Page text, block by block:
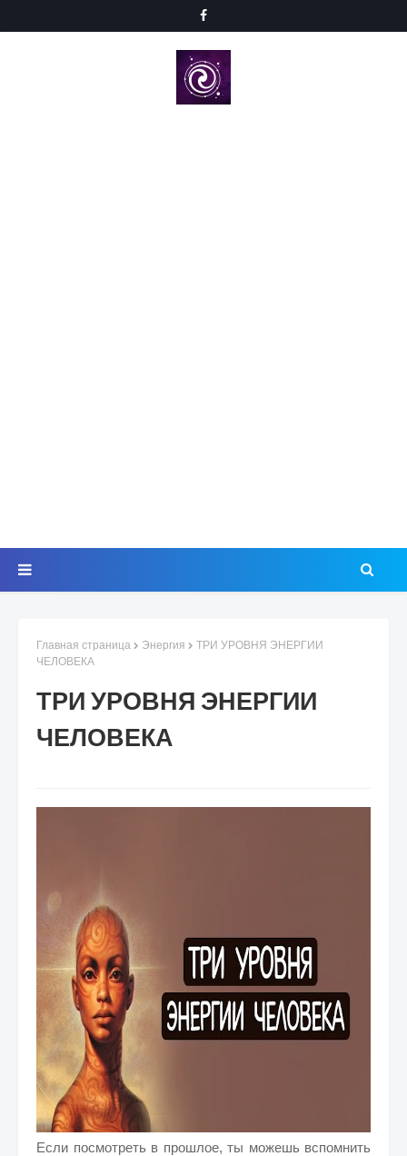
Главная страница Энергия
ТРИ УРОВНЯ ЭНЕРГИИ
ЧЕЛОВЕКА
ТРИ УРОВНЯ ЭНЕРГИИ
ЧЕЛОВЕКА
Если посмотреть в прошлое, ты можешь вспомнить